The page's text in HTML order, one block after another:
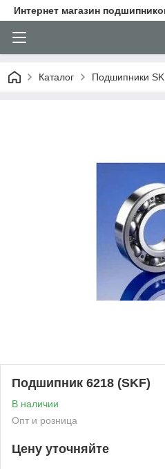
Интернет магазин
Каталог Подшипники
Подшипник 6218 (SKF)
В наличии
Опт и розница
Цену уточняйте